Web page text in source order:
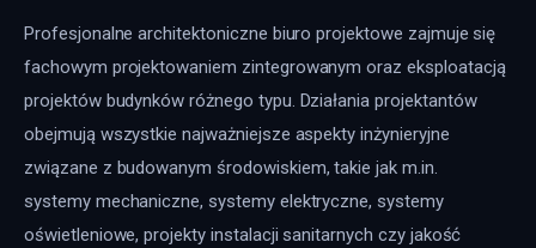
Więcej
Profesjonalne architektoniczne biuro projektowe zajmuje się
fachowym projektowaniem zintegrowanym oraz eksploatacją
projektów budynków różnego typu. Działania projektantów
obejmują wszystkie najważniejsze aspekty inżynieryjne
związane z budowanym środowiskiem, takie jak m.in.
systemy mechaniczne, systemy elektryczne, systemy
oświetleniowe, projekty instalacji sanitarnych czy jakość